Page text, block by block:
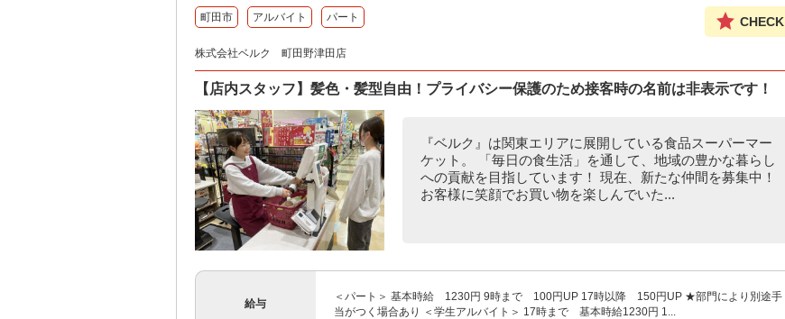
町田市 アルバイト パート CHECK
株式会社ベルク 町田野津田店
【店内スタッフ】髪色・髪型自由！プライバシー保護のため接客時の名前は非表示です！
『ベルク』は関東エリアに展開している食品スーパーマー
ケット。 「毎日の食生活」を通して、地域の豊かな暮らし
への貢献を目指しています！ 現在、新たな仲間を募集中！
お客様に笑顔でお買い物を楽しんでいた...
給与
＜パート＞ 基本時給 1230円 9時まで 100円UP 17時以降 150円UP ★部門により別途手
当がつく場合あり ＜学生アルバイト＞ 17時まで 基本時給1230円 1...